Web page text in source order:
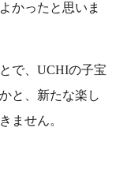
かったと思いま
で、UCHIの子宝
と、新たな楽し
ません。